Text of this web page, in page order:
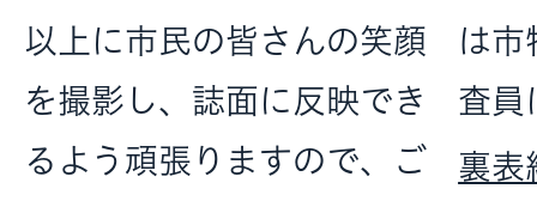
以上に市民の皆さんの笑顔
を撮影し、誌面に反映でき
るよう頑張りますので、ご
は市
査員
裏表